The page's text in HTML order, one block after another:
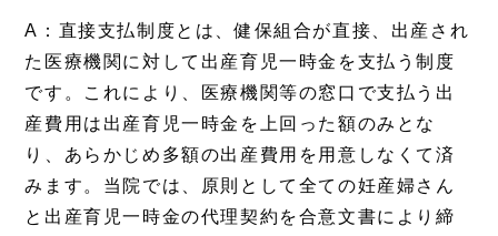
A：直接支払制度とは、健保組合が直接、出産され
た医療機関に対して出産育児一時金を支払う制度
です。これにより、医療機関等の窓口で支払う出
産費用は出産育児一時金を上回った額のみとな
り、あらかじめ多額の出産費用を用意しなくて済
みます。当院では、原則として全ての妊産婦さん
と出産育児一時金の代理契約を合意文書により締